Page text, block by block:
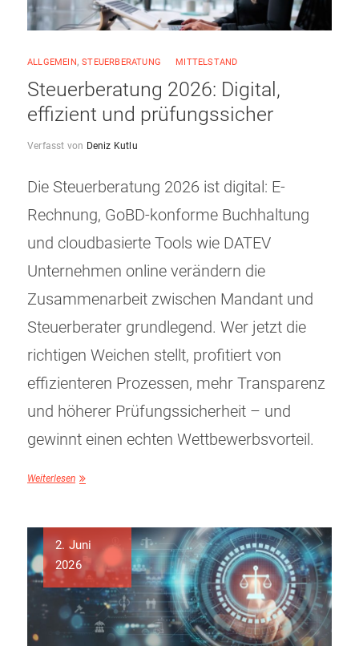
ALLGEMEIN,STEUERBERATUNG MITTELSTAND
Steuerberatung 2026: Digital,
effizient und prüfungssicher
Verfasst von Deniz Kutlu
Die Steuerberatung 2026 ist digital: E-
Rechnung, GoBD-konforme Buchhaltung
und cloudbasierte Tools wie DATEV
Unternehmen online verändern die
Zusammenarbeit zwischen Mandant und
Steuerberater grundlegend. Wer jetzt die
richtigen Weichen stellt, profitiert von
effizienteren Prozessen, mehr Transparenz
und höherer Prüfungssicherheit – und
gewinnt einen echten Wettbewerbsvorteil.
Weiterlesen
2. Juni
2026